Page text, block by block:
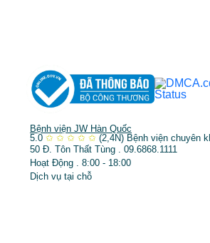
Bệnh viện JW Hàn Quốc
5.0 ✩ ✩ ✩ ✩ ✩ (2,4N) Bệnh viện chuyên
50 Đ. Tôn Thất Tùng . 09.6868.1111
Hoạt Động . 8:00 - 18:00
Dịch vụ tại chỗ